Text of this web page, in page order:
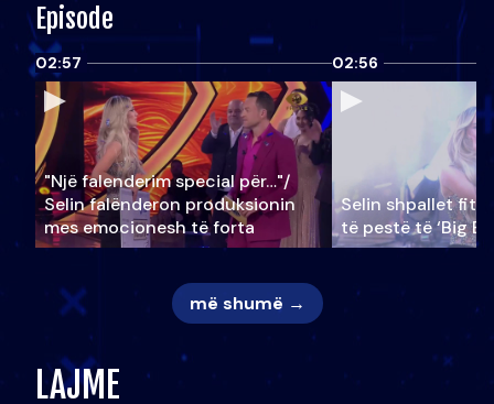
Episode
02:57
"Një falenderim special për…"/
Selin falënderon produksionin
mes emocionesh të forta
02:56
Selin shpallet
të pestë të ‘Big
më shumë →
LAJME